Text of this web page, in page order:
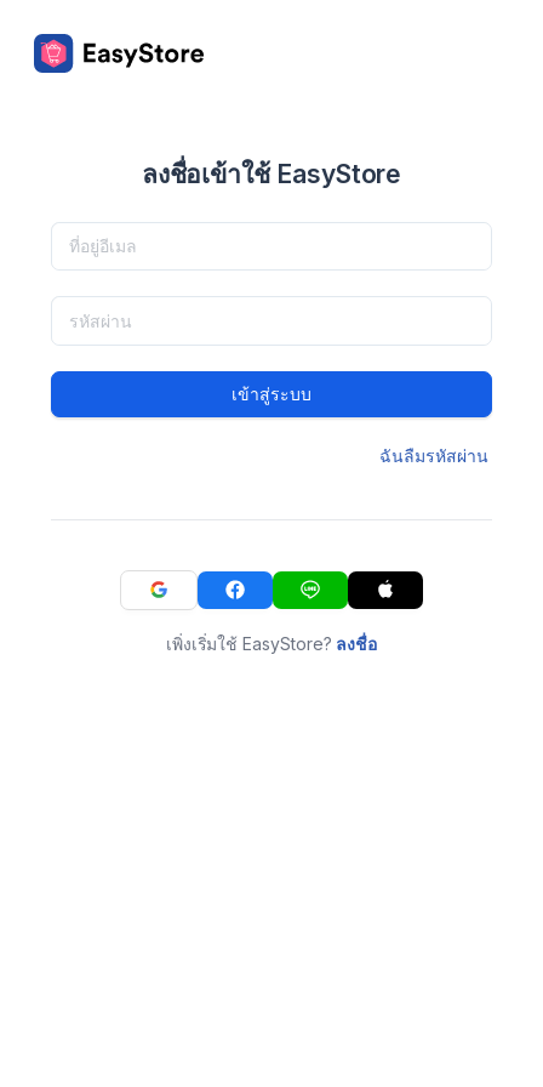
ลงชื่อเข้าใช้ EasyStore
เข้าสู่ระบบ
ฉันลืมรหัสผ่าน
เพิ่งเริ่มใช้ EasyStore? ลงชื่อ